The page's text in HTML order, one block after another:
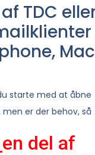
TDC
Mac
starte med at åbne
er der behov, så
en del af